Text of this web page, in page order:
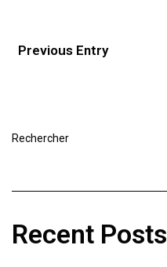
Previous Entry
Rechercher
Recent Posts